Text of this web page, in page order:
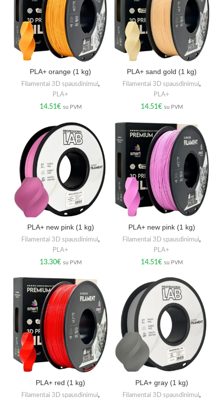
PLA+ orange (1 kg)
Filamentai 3D spausdinimui,
PLA+
14.51€ su PVM
PLA+ sand gold (1 kg)
Filamentai 3D spausdinimui,
PLA+
14.51€ su PVM
PLA+ new pink (1 kg)
Filamentai 3D spausdinimui,
PLA+
13.30€ su PVM
PLA+ new pink (1 kg)
Filamentai 3D spausdinimui,
PLA+
14.51€ su PVM
PLA+ red (1 kg)
Filamentai 3D spausdinimui,
PLA+ gray (1 kg)
Filamentai 3D spausdinimui,